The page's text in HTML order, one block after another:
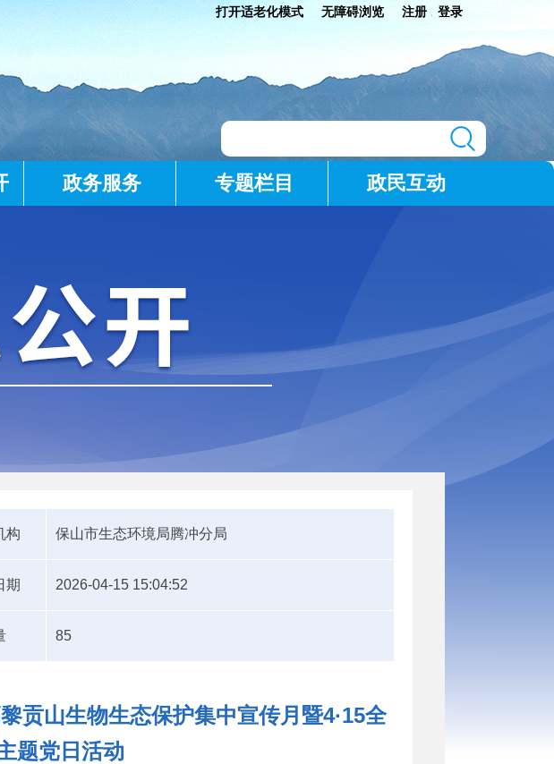
打开适老化模式 无障碍浏览 注册 登录
政务服务 专题栏目 政民互动
构 保山市生态环境局腾冲分局
期 2026-04-15 15:04:52
85
贡山生物生态保护集中宣传月暨4·15全
题党日活动